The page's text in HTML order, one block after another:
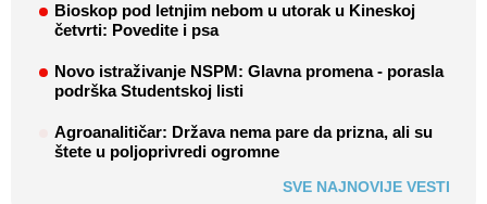
Bioskop pod letnjim nebom u utorak u Kineskoj
četvrti: Povedite i psa
Novo istraživanje NSPM: Glavna promena - porasla
podrška Studentskoj listi
Agroanalitičar: Država nema pare da prizna, ali su
štete u poljoprivredi ogromne
SVE NAJNOVIJE VESTI